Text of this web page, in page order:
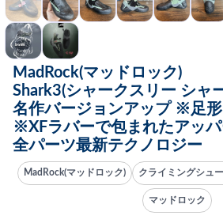
MadRock(マッドロック)
Shark3(シャークスリー シャ
名作バージョンアップ ※足
※XFラバーで包まれたアッ
全パーツ最新テクノロジー
MadRock(マッドロック) クライミングシュ
マッドロック